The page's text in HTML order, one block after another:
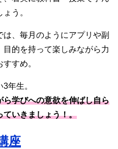
う。
、毎月のようにアプリや副
的を持って楽しみながら力
すめ。
年生。
学びへの意欲を伸ばし自ら
ていきましょう！。
座